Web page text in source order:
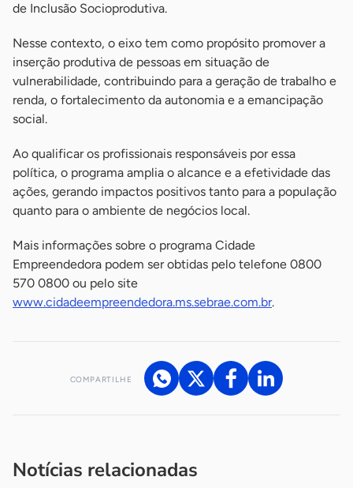
de Inclusão Socioprodutiva.
Nesse contexto, o eixo tem como propósito promover a
inserção produtiva de pessoas em situação de
vulnerabilidade, contribuindo para a geração de trabalho e
renda, o fortalecimento da autonomia e a emancipação
social.
Ao qualificar os profissionais responsáveis por essa
política, o programa amplia o alcance e a efetividade das
ações, gerando impactos positivos tanto para a população
quanto para o ambiente de negócios local.
Mais informações sobre o programa Cidade
Empreendedora podem ser obtidas pelo telefone 0800
570 0800 ou pelo site
www.cidadeempreendedora.ms.sebrae.com.br.
COMPARTILHE
Notícias relacionadas